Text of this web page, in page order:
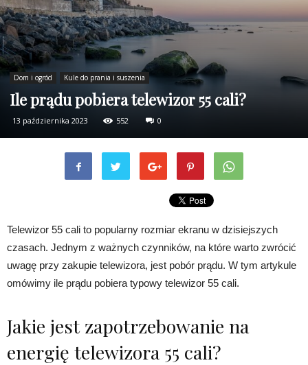
Dom i ogród Kule do prania i suszenia
Ile prądu pobiera telewizor 55 cali?
13 października 2023 552 0
Telewizor 55 cali to popularny rozmiar ekranu w dzisiejszych
czasach. Jednym z ważnych czynników, na które warto zwrócić
uwagę przy zakupie telewizora, jest pobór prądu. W tym artykule
omówimy ile prądu pobiera typowy telewizor 55 cali.
Jakie jest zapotrzebowanie na
energię telewizora 55 cali?